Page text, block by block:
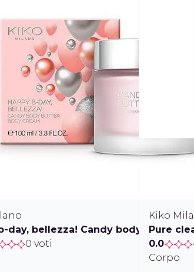
day, bellezza! Candy body butter
0 voti
Kiko
Pure
0.0
Corpo